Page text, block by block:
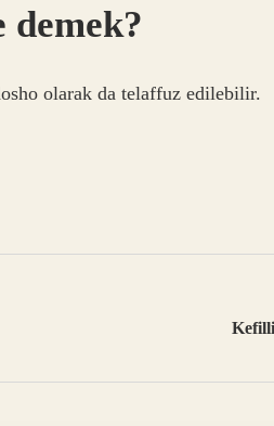
demek?
olarak da telaffuz edilebilir.